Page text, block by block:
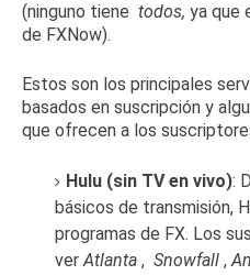
(ninguno tiene todos, ya que
de FXNow).
Estos son los principales
basados ​​en suscripción y
que ofrecen a los
Hulu (sin TV en vivo):
básicos de transmisión,
programas de FX. Los
verAtlanta , Snowfall ,